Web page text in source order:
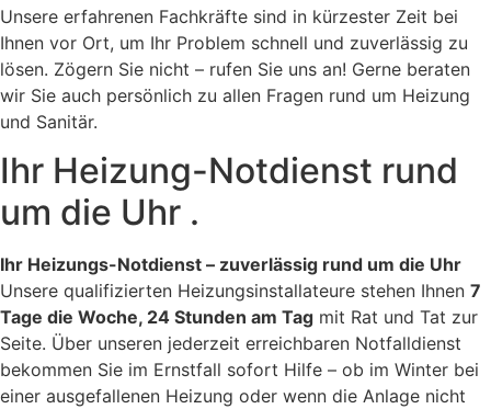
Unsere erfahrenen Fachkräfte sind in kürzester Zeit bei
Ihnen vor Ort, um Ihr Problem schnell und zuverlässig zu
lösen. Zögern Sie nicht – rufen Sie uns an! Gerne beraten
wir Sie auch persönlich zu allen Fragen rund um Heizung
und Sanitär.
Ihr Heizung-Notdienst rund
um die Uhr .
Ihr Heizungs-Notdienst – zuverlässig rund um die Uhr
Unsere qualifizierten Heizungsinstallateure stehen Ihnen 7
Tage die Woche, 24 Stunden am Tag mit Rat und Tat zur
Seite. Über unseren jederzeit erreichbaren Notfalldienst
bekommen Sie im Ernstfall sofort Hilfe – ob im Winter bei
einer ausgefallenen Heizung oder wenn die Anlage nicht